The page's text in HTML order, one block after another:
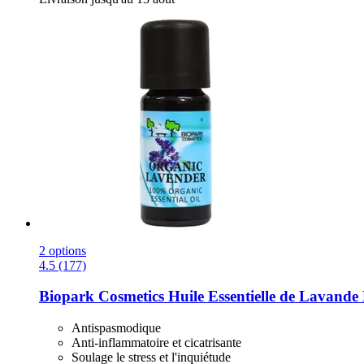
2 options
4.5 (177)
Biopark Cosmetics Huile Essentielle de
Antispasmodique
Anti-inflammatoire et cicatrisante
Soulage le stress et l'inquiétude